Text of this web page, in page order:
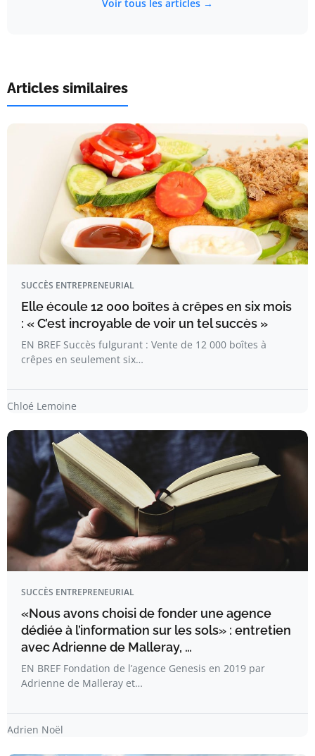
Voir tous les articles →
Articles similaires
SUCCÈS ENTREPRENEURIAL
Elle écoule 12 000 boîtes à crêpes en six mois
: « C’est incroyable de voir un tel succès »
EN BREF Succès fulgurant : Vente de 12 000 boîtes à
crêpes en seulement six…
Chloé Lemoine
SUCCÈS ENTREPRENEURIAL
«Nous avons choisi de fonder une agence
dédiée à l’information sur les sols» : entretien
avec Adrienne de Malleray, …
EN BREF Fondation de l’agence Genesis en 2019 par
Adrienne de Malleray et…
Adrien Noël